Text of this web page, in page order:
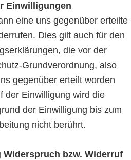
Einwilligungen
eine uns gegenüber erteilte
Dies gilt auch für den
die vor der
Grundverordnung, also
gegenüber erteilt worden
der Einwilligung wird die
der Einwilligung bis zum
nicht berührt.
bzw. Widerruf